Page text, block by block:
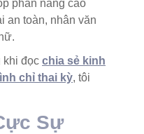
phần nâng cao
an toàn, nhân văn
khi đọc chia sẻ kinh
chỉ thai kỳ, tôi
Sự